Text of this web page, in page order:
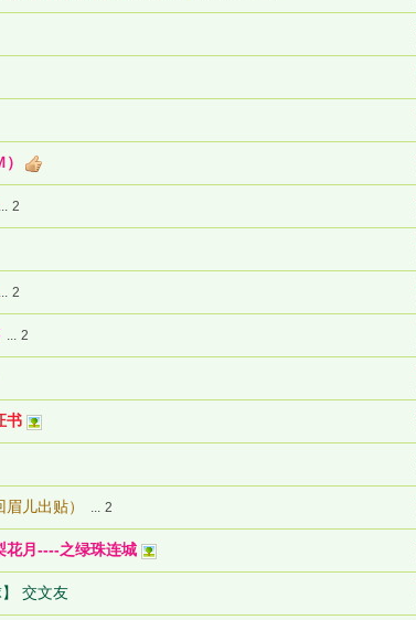
... 2
... 2
... 2
书
儿出贴） ... 2
花月----之绿珠连城
交文友